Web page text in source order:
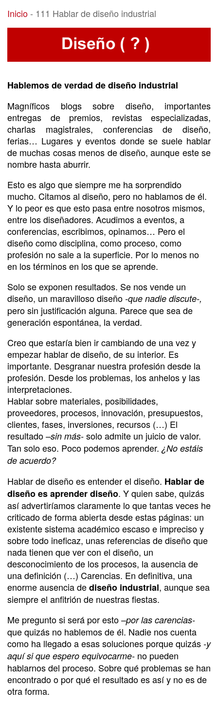
111 Hablar de diseño industrial
Inicio- 111 Hablar de diseño industrial
Hablemos de verdad de diseño industrial
Magníficos blogs sobre diseño, importantes
entregas de premios, revistas especializadas,
charlas magistrales, conferencias de diseño,
ferias… Lugares y eventos donde se suele hablar
de muchas cosas menos de diseño, aunque este se
nombre hasta aburrir.
Esto es algo que siempre me ha sorprendido
mucho. Citamos al diseño, pero no hablamos de él.
Y lo peor es que esto pasa entre nosotros mismos,
entre los diseñadores. Acudimos a eventos, a
conferencias, escribimos, opinamos… Pero el
diseño como disciplina, como proceso, como
profesión no sale a la superficie. Por lo menos no
en los términos en los que se aprende.
Solo se exponen resultados. Se nos vende un
diseño, un maravilloso diseño -que nadie discute-,
pero sin justificación alguna. Parece que sea de
generación espontánea, la verdad.
Creo que estaría bien ir cambiando de una vez y
empezar hablar de diseño, de su interior. Es
importante. Desgranar nuestra profesión desde la
profesión. Desde los problemas, los anhelos y las
interpretaciones.
Hablar sobre materiales, posibilidades,
proveedores, procesos, innovación, presupuestos,
clientes, fases, inversiones, recursos (…) El
resultado –sin más- solo admite un juicio de valor.
Tan solo eso. Poco podemos aprender. ¿No estáis
de acuerdo?
Hablar de diseño es entender el diseño. Hablar de
diseño es aprender diseño. Y quien sabe, quizás
así advertiríamos claramente lo que tantas veces he
criticado de forma abierta desde estas páginas: un
existente sistema académico escaso e impreciso y
sobre todo ineficaz, unas referencias de diseño que
nada tienen que ver con el diseño, un
desconocimiento de los procesos, la ausencia de
una definición (…) Carencias. En definitiva, una
enorme ausencia dediseño industrial, aunque sea
siempre el anfitrión de nuestras fiestas.
Me pregunto si será por esto –por las carencias-
que quizás no hablemos de él. Nadie nos cuenta
como ha llegado a esas soluciones porque quizás -y
aquí si que espero equivocarme- no pueden
hablarnos del proceso. Sobre qué problemas se han
encontrado o por qué el resultado es así y no es de
otra forma.